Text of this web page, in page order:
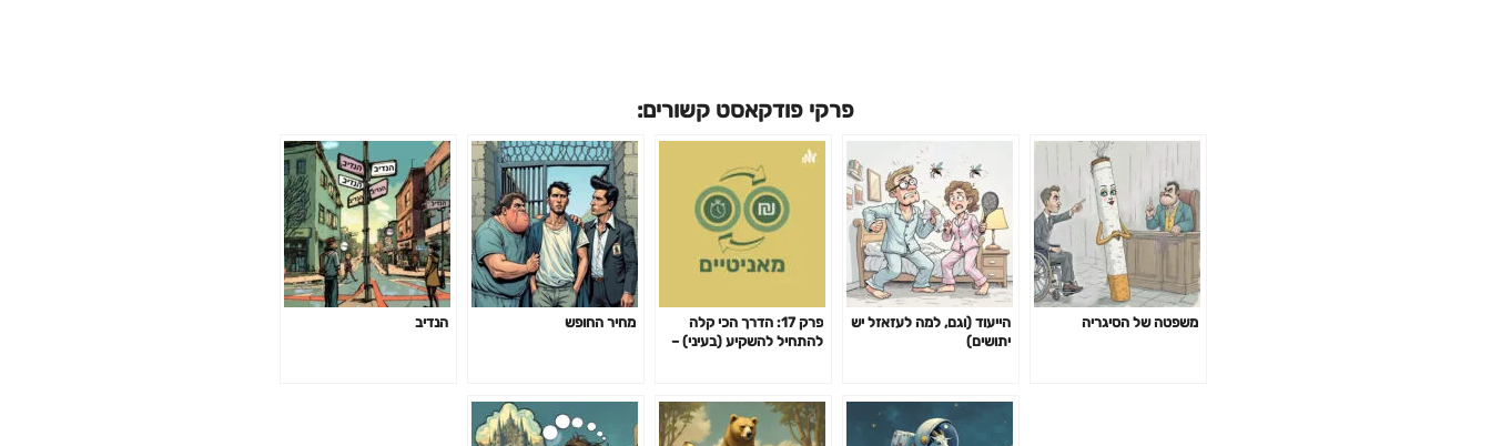
פרקי פודקאסט קשורים:
משפטה של הסיגריה
הייעוד (וגם, למה לעזאזל יש
יתושים)
פרק 17: הדרך הכי קלה
להתחיל להשקיע (בעיני) –
מחיר החופש הנדיב